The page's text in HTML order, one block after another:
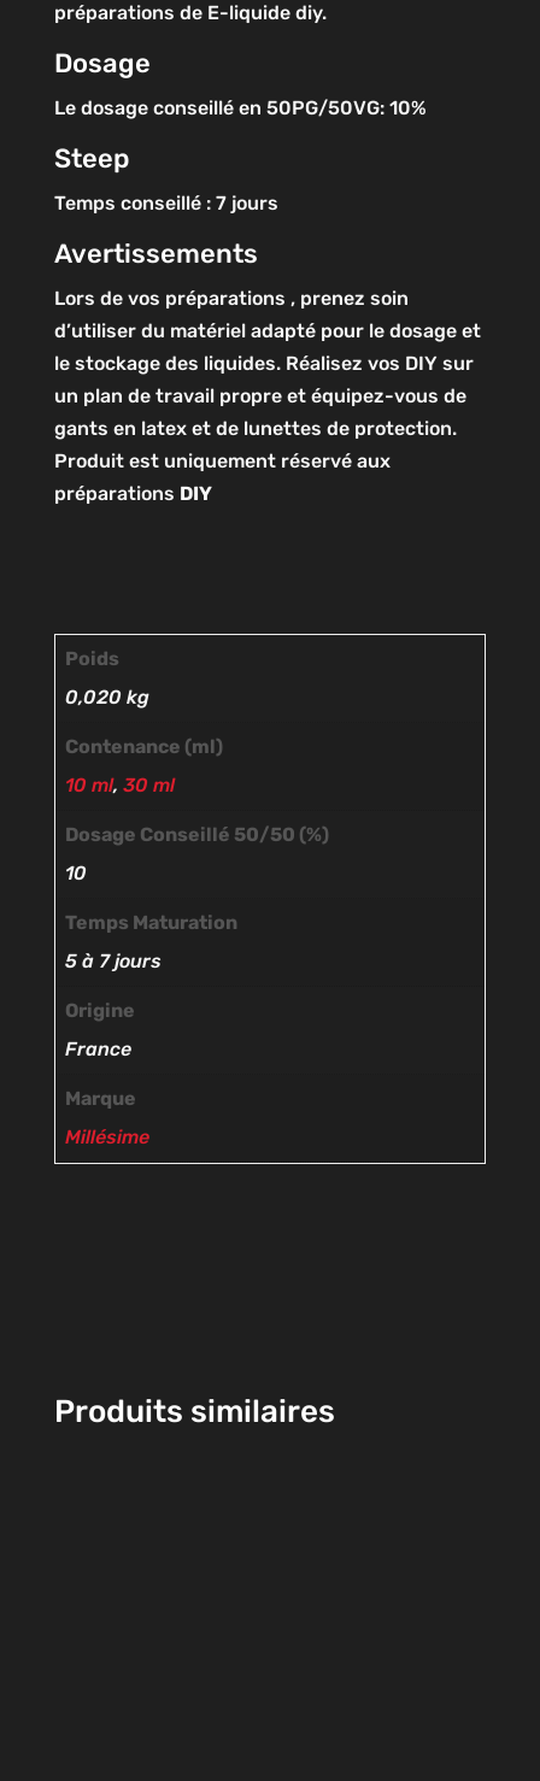
préparations de E-liquide diy.
Dosage
Le dosage conseillé en 50PG/50VG: 10%
Steep
Temps conseillé : 7 jours
Avertissements
Lors de vos préparations , prenez soin
d’utiliser du matériel adapté pour le dosage et
le stockage des liquides. Réalisez vos DIY sur
un plan de travail propre et équipez-vous de
gants en latex et de lunettes de protection.
Produit est uniquement réservé aux
préparations DIY
Poids
0,020 kg
Contenance (ml)
10 ml, 30 ml
Dosage Conseillé 50/50 (%)
10
Temps Maturation
5 à 7 jours
Origine
France
Marque
Millésime
Produits similaires